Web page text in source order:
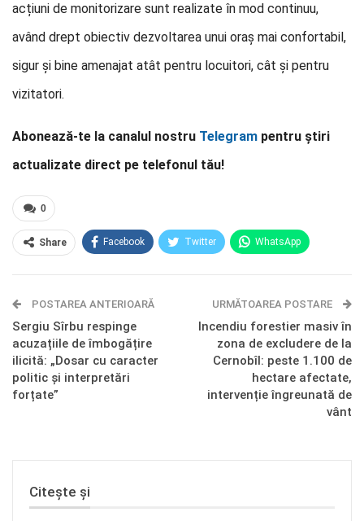
acțiuni de monitorizare sunt realizate în mod continuu,
având drept obiectiv dezvoltarea unui oraș mai confortabil,
sigur și bine amenajat atât pentru locuitori, cât și pentru
vizitatori.
Abonează-te la canalul nostru Telegram pentru știri
actualizate direct pe telefonul tău!
0
Share Facebook Twitter WhatsApp
Telegram OK.ru
POSTAREA ANTERIOARĂ
Sergiu Sîrbu respinge
acuzațiile de îmbogățire
ilicită: „Dosar cu caracter
politic și interpretări
forțate”
URMĂTOAREA POSTARE
Incendiu forestier masiv în
zona de excludere de la
Cernobîl: peste 1.100 de
hectare afectate,
intervenție îngreunată de
vânt
Citește și